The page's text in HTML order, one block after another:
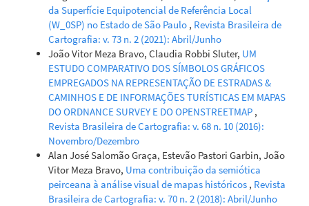
da Superfície Equipotencial de Referência Local
(W_0SP) no Estado de São Paulo , Revista Brasileira de
Cartografia: v. 73 n. 2 (2021): Abril/Junho
João Vitor Meza Bravo, Claudia Robbi Sluter, UM
ESTUDO COMPARATIVO DOS SÍMBOLOS GRÁFICOS
EMPREGADOS NA REPRESENTAÇÃO DE ESTRADAS &
CAMINHOS E DE INFORMAÇÕES TURÍSTICAS EM MAPAS
DO ORDNANCE SURVEY E DO OPENSTREETMAP ,
Revista Brasileira de Cartografia: v. 68 n. 10 (2016):
Novembro/Dezembro
Alan José Salomão Graça, Estevão Pastori Garbin, João
Vitor Meza Bravo, Uma contribuição da semiótica
peirceana à análise visual de mapas históricos , Revista
Brasileira de Cartografia: v. 70 n. 2 (2018): Abril/Junho